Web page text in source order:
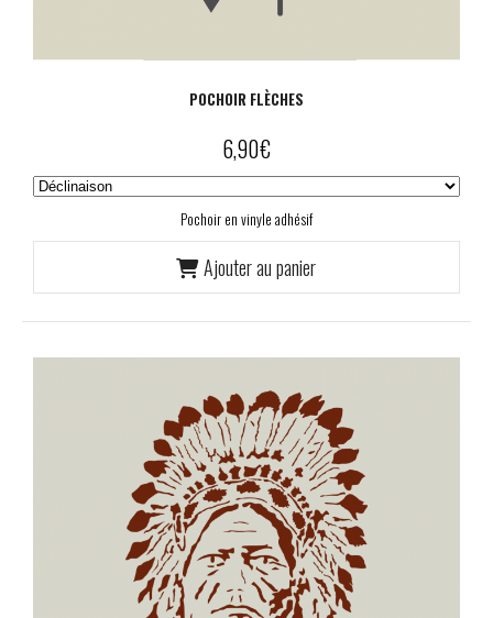
POCHOIR FLÈCHES
6,90€
Pochoir en vinyle adhésif
Ajouter au panier